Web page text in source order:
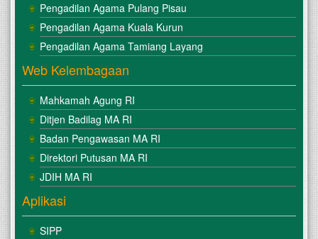
Pengadilan Agama Pulang Pisau
Pengadilan Agama Kuala Kurun
Pengadilan Agama Tamiang Layang
Web Kelembagaan
Mahkamah Agung RI
Ditjen Badilag MA RI
Badan Pengawasan MA RI
Direktori Putusan MA RI
JDIH MA RI
Aplikasi
SIPP